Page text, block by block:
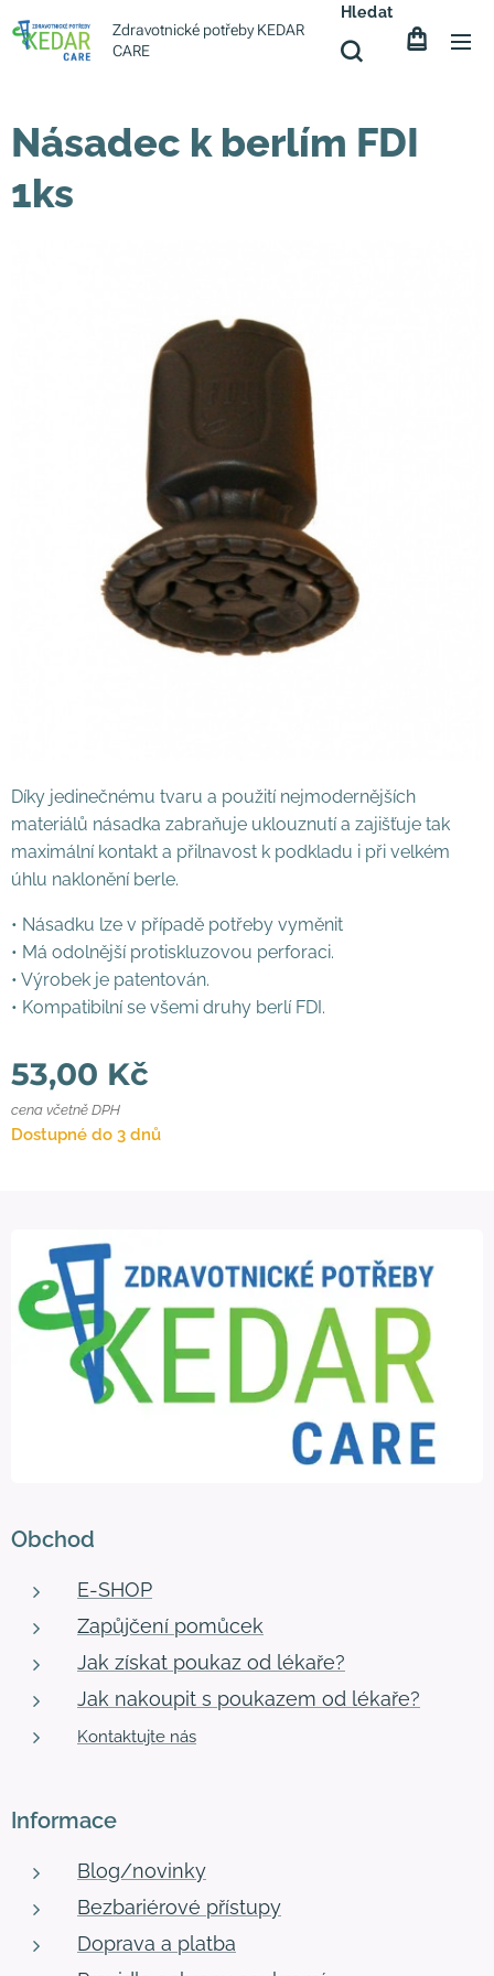
Zdravotnické potřeby KEDAR
CARE
Hledat
Násadec k berlím FDI
1ks
Díky jedinečnému tvaru a použití nejmodernějších
materiálů násadka zabraňuje uklouznutí a zajišťuje tak
maximální kontakt a přilnavost k podkladu i při velkém
úhlu naklonění berle.
• Násadku lze v případě potřeby vyměnit
• Má odolnější protiskluzovou perforaci.
• Výrobek je patentován.
• Kompatibilní se všemi druhy berlí FDI.
53,00 Kč
cena včetně DPH
Dostupné do 3 dnů
Obchod
E-SHOP
Zapůjčení pomůcek
Jak získat poukaz od lékaře?
Jak nakoupit s poukazem od lékaře?
Kontaktujte nás
Informace
Blog/novinky
Bezbariérové přístupy
Doprava a platba